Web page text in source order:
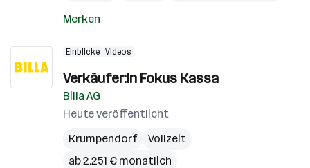
Merken
Einblicke Videos
Verkäufer:in Fokus Kassa
Billa AG
Heute veröffentlicht
Krumpendorf
Vollzeit
ab 2.251 € monatlich